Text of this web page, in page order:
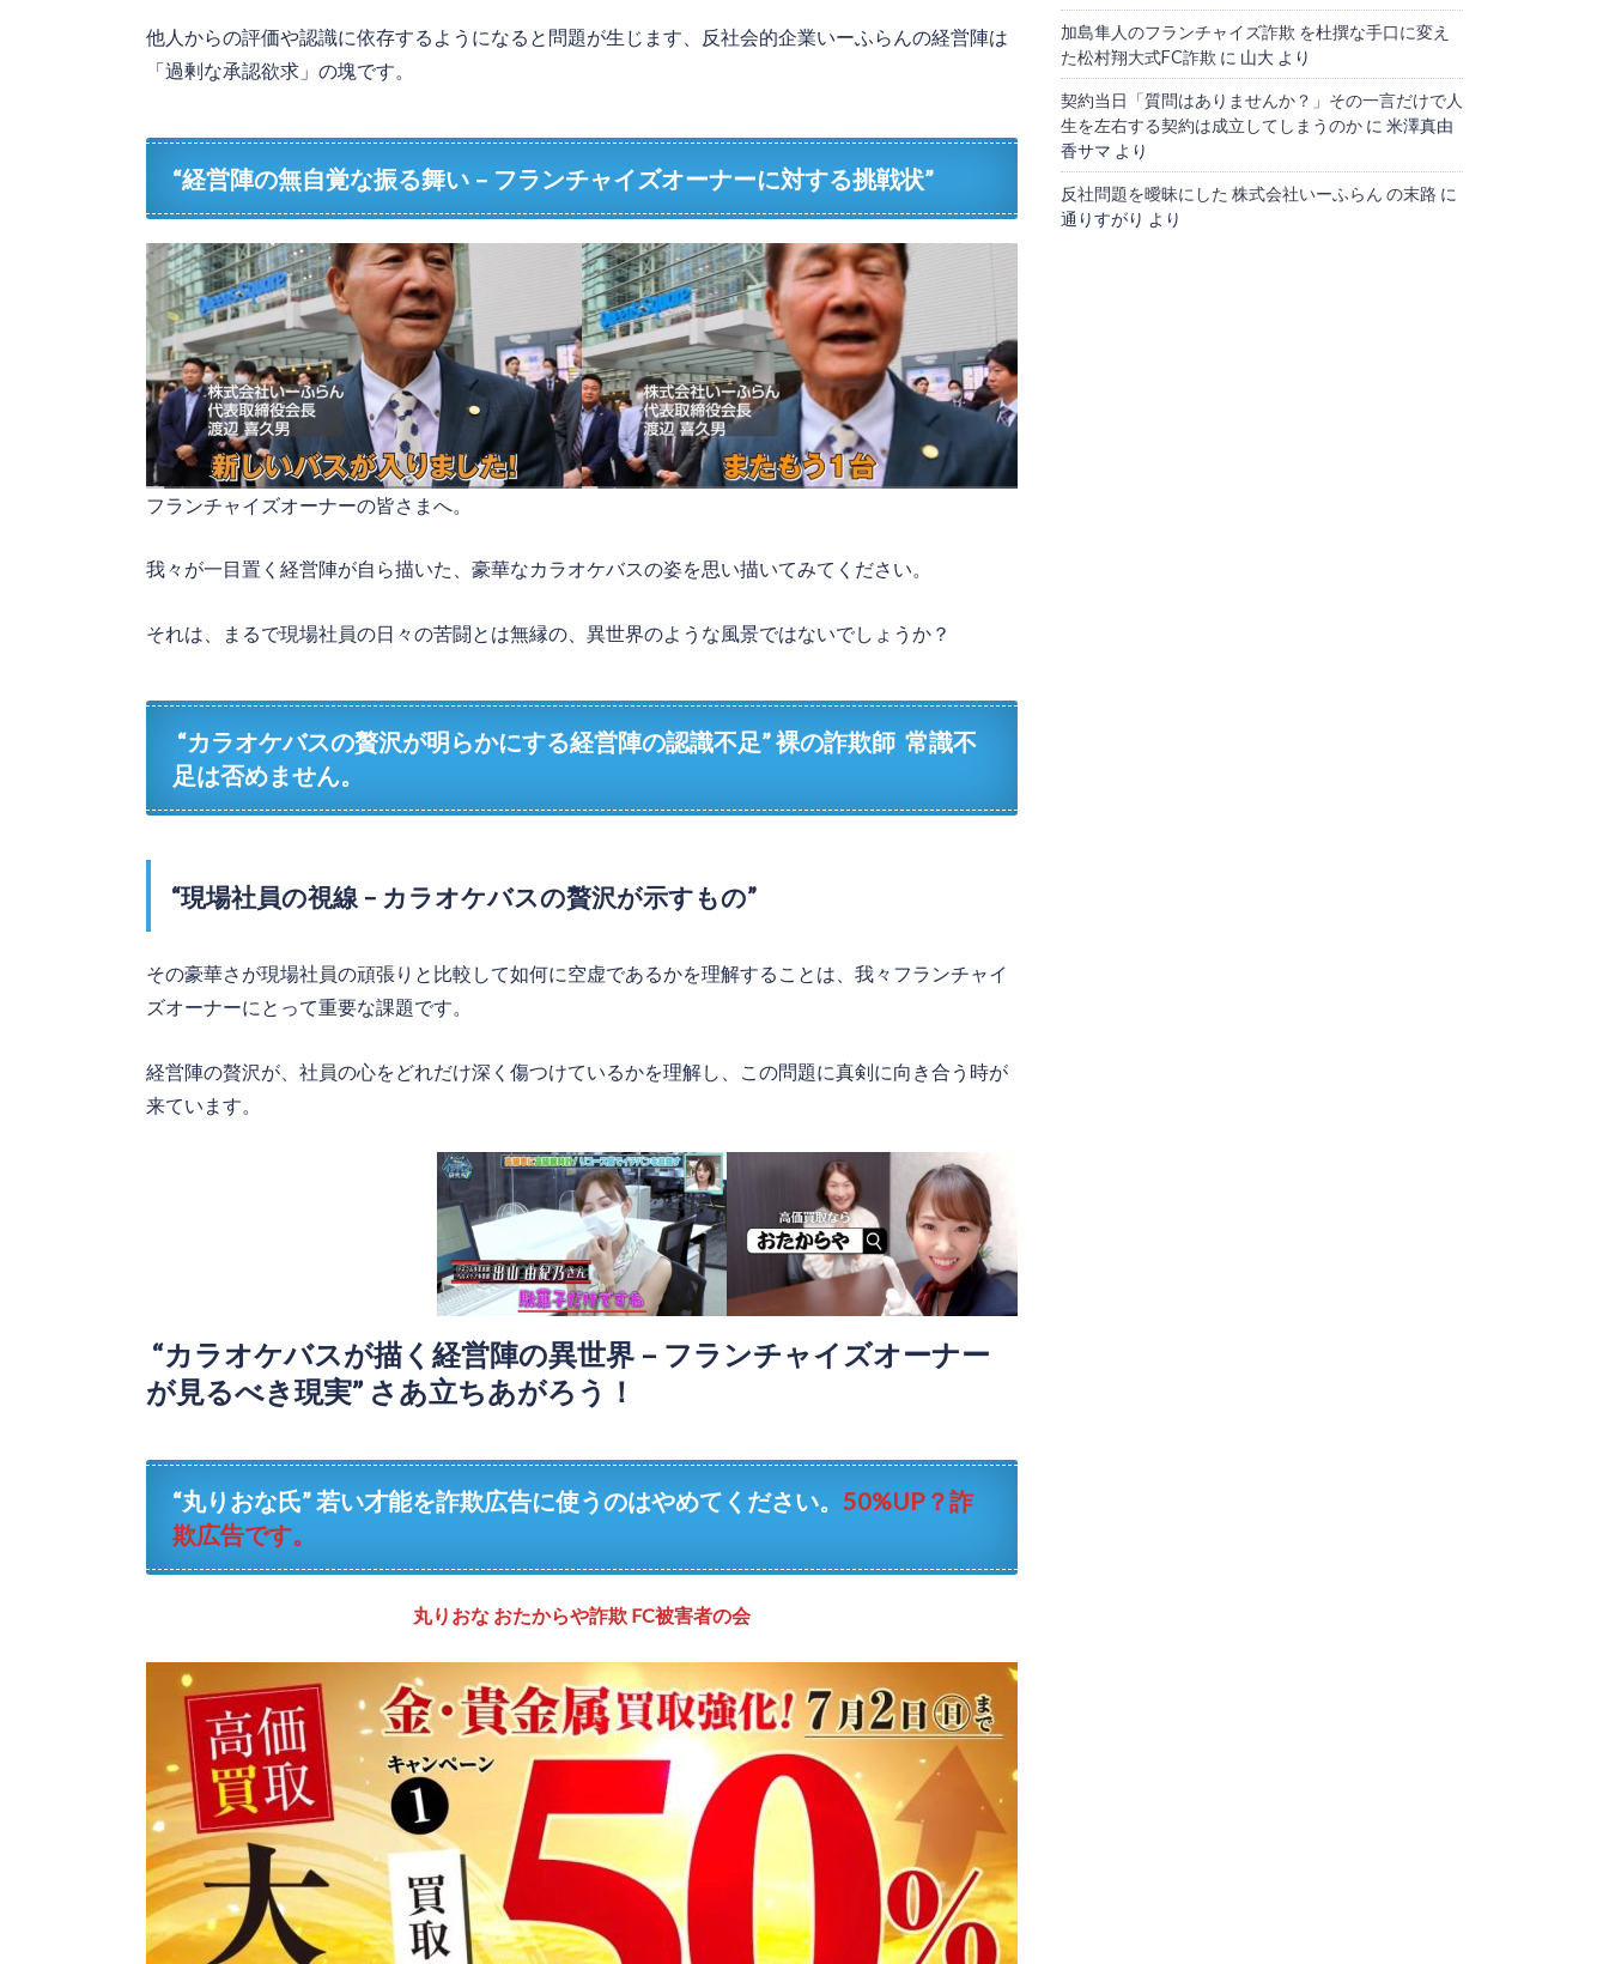
他人からの評価や認識に依存するようになると問題が生じます、反社会的企業いーふらんの経営陣は
「過剰な承認欲求」の塊です。
“経営陣の無自覚な振る舞い – フランチャイズオーナーに対する挑戦状”
フランチャイズオーナーの皆さまへ。
我々が一目置く経営陣が自ら描いた、豪華なカラオケバスの姿を思い描いてみてください。
それは、まるで現場社員の日々の苦闘とは無縁の、異世界のような風景ではないでしょうか？
“カラオケバスの贅沢が明らかにする経営陣の認識不足” 裸の詐欺師 常識不
足は否めません。
“現場社員の視線 – カラオケバスの贅沢が示すもの”
その豪華さが現場社員の頑張りと比較して如何に空虚であるかを理解することは、我々フランチャイ
ズオーナーにとって重要な課題です。
経営陣の贅沢が、社員の心をどれだけ深く傷つけているかを理解し、この問題に真剣に向き合う時が
来ています。
“カラオケバスが描く経営陣の異世界 – フランチャイズオーナー
が見るべき現実” さあ立ちあがろう！
“丸りおな氏” 若い才能を詐欺広告に使うのはやめてください。 50%UP？詐
欺広告です。
丸りおな おたからや詐欺 FC被害者の会
加島隼人のフランチャイズ詐欺 を杜撰な手口に変え
た松村翔大式FC詐欺 に 山大 より
契約当日「質問はありませんか？」その一言だけで人
生を左右する契約は成立してしまうのか に 米澤真由
香サマ より
反社問題を曖昧にした 株式会社いーふらん の末路 に
通りすがり より